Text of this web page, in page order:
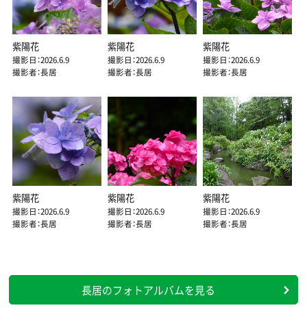
紫陽花
撮影日：2026.6.9
撮影者：長居
紫陽花
撮影日：2026.6.9
撮影者：長居
紫陽花
撮影日：2026.6.9
撮影者：長居
紫陽花
撮影日：2026.6.9
撮影者：長居
紫陽花
撮影日：2026.6.9
撮影者：長居
紫陽花
撮影日：2026.6.9
撮影者：長居
長居のフォトアルバムを見る